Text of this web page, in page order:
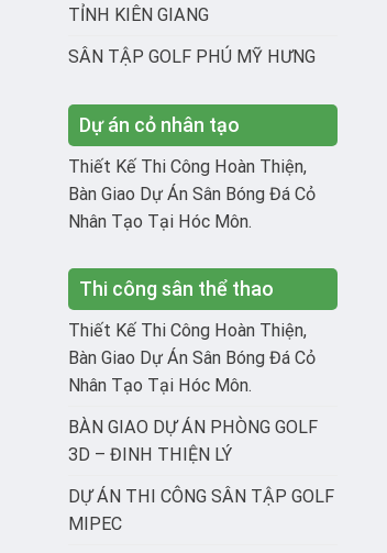
TỈNH KIÊN GIANG
SÂN TẬP GOLF PHÚ MỸ HƯNG
Dự án cỏ nhân tạo
Thiết Kế Thi Công Hoàn Thiện,
Bàn Giao Dự Án Sân Bóng Đá Cỏ
Nhân Tạo Tại Hóc Môn.
Thi công sân thể thao
Thiết Kế Thi Công Hoàn Thiện,
Bàn Giao Dự Án Sân Bóng Đá Cỏ
Nhân Tạo Tại Hóc Môn.
BÀN GIAO DỰ ÁN PHÒNG GOLF
3D – ĐINH THIỆN LÝ
DỰ ÁN THI CÔNG SÂN TẬP GOLF
MIPEC